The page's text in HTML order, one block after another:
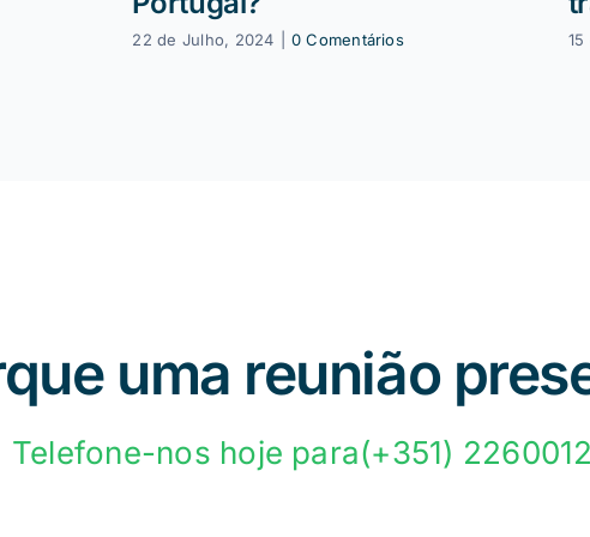
22 de Julho, 2024 0 Comentários
uma reunião
Telefone-nos hoje para(+351)